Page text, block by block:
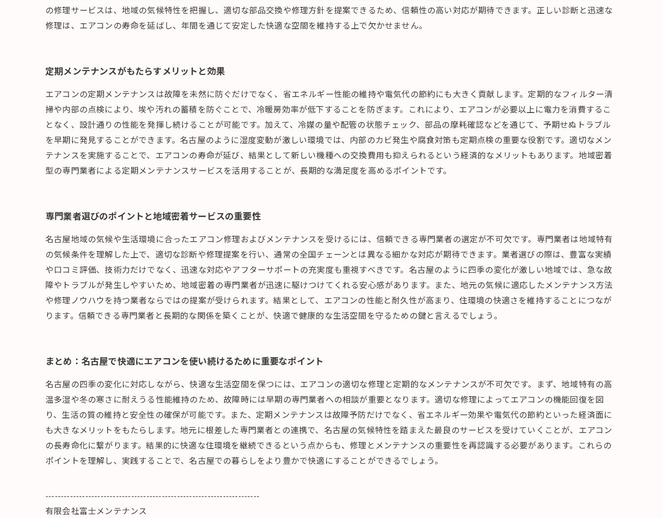
の修理サービスは、地域の気候特性を把握し、適切な部品交換や修理方針を提案できるため、信頼性の高い対応が期待できます。正しい診断と迅速な
修理は、エアコンの寿命を延ばし、年間を通じて安定した快適な空間を維持する上で欠かせません。
定期メンテナンスがもたらすメリットと効果
エアコンの定期メンテナンスは故障を未然に防ぐだけでなく、省エネルギー性能の維持や電気代の節約にも大きく貢献します。定期的なフィルター清
掃や内部の点検により、埃や汚れの蓄積を防ぐことで、冷暖房効率が低下することを防ぎます。これにより、エアコンが必要以上に電力を消費するこ
となく、設計通りの性能を発揮し続けることが可能です。加えて、冷媒の量や配管の状態チェック、部品の摩耗確認などを通じて、予期せぬトラブル
を早期に発見することができます。名古屋のように湿度変動が激しい環境では、内部のカビ発生や腐食対策も定期点検の重要な役割です。適切なメン
テナンスを実施することで、エアコンの寿命が延び、結果として新しい機種への交換費用も抑えられるという経済的なメリットもあります。地域密着
型の専門業者による定期メンテナンスサービスを活用することが、長期的な満足度を高めるポイントです。
専門業者選びのポイントと地域密着サービスの重要性
名古屋地域の気候や生活環境に合ったエアコン修理およびメンテナンスを受けるには、信頼できる専門業者の選定が不可欠です。専門業者は地域特有
の気候条件を理解した上で、適切な診断や修理提案を行い、通常の全国チェーンとは異なる細かな対応が期待できます。業者選びの際は、豊富な実績
や口コミ評価、技術力だけでなく、迅速な対応やアフターサポートの充実度も重視すべきです。名古屋のように四季の変化が激しい地域では、急な故
障やトラブルが発生しやすいため、地域密着の専門業者が迅速に駆けつけてくれる安心感があります。また、地元の気候に適応したメンテナンス方法
や修理ノウハウを持つ業者ならではの提案が受けられます。結果として、エアコンの性能と耐久性が高まり、住環境の快適さを維持することにつなが
ります。信頼できる専門業者と長期的な関係を築くことが、快適で健康的な生活空間を守るための鍵と言えるでしょう。
まとめ：名古屋で快適にエアコンを使い続けるために重要なポイント
名古屋の四季の変化に対応しながら、快適な生活空間を保つには、エアコンの適切な修理と定期的なメンテナンスが不可欠です。まず、地域特有の高
温多湿や冬の寒さに耐えうる性能維持のため、故障時には早期の専門業者への相談が重要となります。適切な修理によってエアコンの機能回復を図
り、生活の質の維持と安全性の確保が可能です。また、定期メンテナンスは故障予防だけでなく、省エネルギー効果や電気代の節約といった経済面に
も大きなメリットをもたらします。地元に根差した専門業者との連携で、名古屋の気候特性を踏まえた最良のサービスを受けていくことが、エアコン
の長寿命化に繋がります。結果的に快適な住環境を継続できるという点からも、修理とメンテナンスの重要性を再認識する必要があります。これらの
ポイントを理解し、実践することで、名古屋での暮らしをより豊かで快適にすることができるでしょう。
----------------------------------------------------------------------
有限会社富士メンテナンス